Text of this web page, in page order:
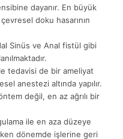
dayanır. En büyük
doku hasarının
Sinüs ve Anal fistül gibi
tedavisi de bir ameliyat
anestezi altında yapılır.
değil, en az ağrılı bir
ile en aza düzeye
dönemde işlerine geri